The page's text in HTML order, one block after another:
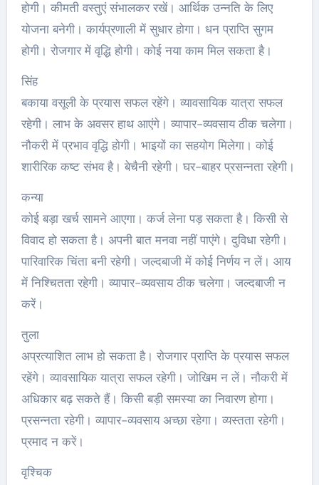
होगी। कीमती वस्तुएं संभालकर रखें। आर्थिक उन्नति के लिए
योजना बनेगी। कार्यप्रणाली में सुधार होगा। धन प्राप्ति सुगम
होगी। रोजगार में वृद्धि होगी। कोई नया काम मिल सकता है।
सिंह
बकाया वसूली के प्रयास सफल रहेंगे। व्यावसायिक यात्रा सफल
रहेगी। लाभ के अवसर हाथ आएंगे। व्यापार-व्यवसाय ठीक चलेगा।
नौकरी में प्रभाव वृद्धि होगी। भाइयों का सहयोग मिलेगा। कोई
शारीरिक कष्ट संभव है। बेचैनी रहेगी। घर-बाहर प्रसन्नता रहेगी।
कन्या
कोई बड़ा खर्च सामने आएगा। कर्ज लेना पड़ सकता है। किसी से
विवाद हो सकता है। अपनी बात मनवा नहीं पाएंगे। दुविधा रहेगी।
पारिवारिक चिंता बनी रहेगी। जल्दबाजी में कोई निर्णय न लें। आय
में निश्चितता रहेगी। व्यापार-व्यवसाय ठीक चलेगा। जल्दबाजी न
करें।
तुला
अप्रत्याशित लाभ हो सकता है। रोजगार प्राप्ति के प्रयास सफल
रहेंगे। व्यावसायिक यात्रा सफल रहेगी। जोखिम न लें। नौकरी में
अधिकार बढ़ सकते हैं। किसी बड़ी समस्या का निवारण होगा।
प्रसन्नता रहेगी। व्यापार-व्यवसाय अच्‍छा रहेगा। व्यस्तता रहेगी।
प्रमाद न करें।
वृश्चिक